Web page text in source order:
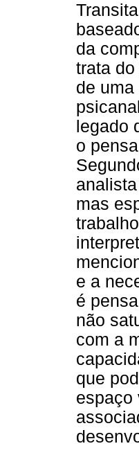
da
trata
de uma
legado
o
mas
e a
é
não
com a
que
espaço